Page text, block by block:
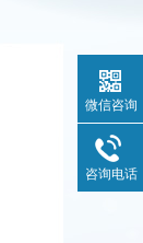
微信咨询
咨询电话